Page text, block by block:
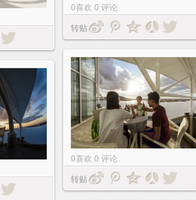
0喜欢 0 评论
转贴
0喜欢 0 评论
转贴